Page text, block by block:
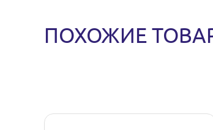
ПОХОЖИЕ